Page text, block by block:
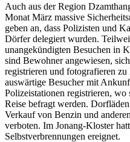
Auch aus der Region
Monat März massive
geben an, dass Polizisten und
Dörfer delegiert wurden.
unangekündigten Besuchen in
sind Bewohner angewiesen,
registrieren und fotografieren zu
auswärtige Besucher mit
Polizeistationen registrieren, wo
Reise befragt werden.
Verkauf von Benzin und
verboten. Im Jonang-Kloster
Selbstverbrennungen ereignet.